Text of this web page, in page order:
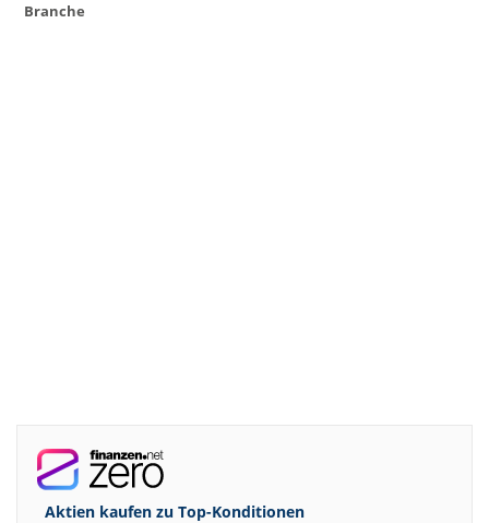
Branche
Aktien kaufen zu Top-Konditionen